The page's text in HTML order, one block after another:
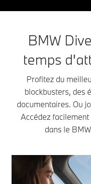
BMW
temps
Profitez du
blockbusters, des
documentaires. Ou
Accédez
dans le